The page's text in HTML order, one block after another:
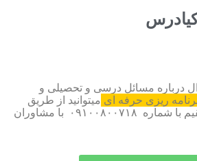
کیادرس
درباره مسائل درسی و تحصیلی و
ریزی حرفه ای میتوانید از طریق
واتساپ و تماس مستقیم با شماره ۰۹۱۰۰۸۰۰۷۱۸ با مشاوران